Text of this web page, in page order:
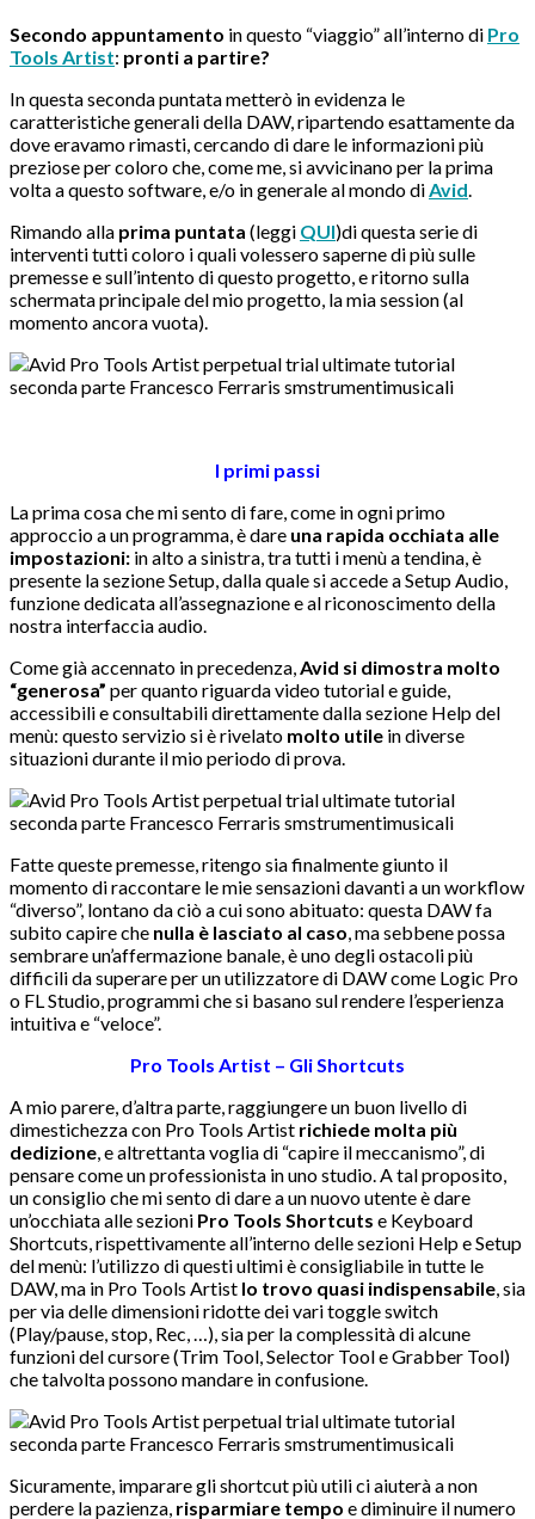
Secondo appuntamento in questo “viaggio” all’interno di Pro
Tools Artist: pronti a partire?
In questa seconda puntata metterò in evidenza le
caratteristiche generali della DAW, ripartendo esattamente da
dove eravamo rimasti, cercando di dare le informazioni più
preziose per coloro che, come me, si avvicinano per la prima
volta a questo software, e/o in generale al mondo diAvid.
Rimando alla prima puntata (leggi QUI)di questa serie di
interventi tutti coloro i quali volessero saperne di più sulle
premesse e sull’intento di questo progetto, e ritorno sulla
schermata principale del mio progetto, la mia session (al
momento ancora vuota).
I primi passi
La prima cosa che mi sento di fare, come in ogni primo
approccio a un programma, è dare una rapida occhiata alle
impostazioni: in alto a sinistra, tra tutti i menù a tendina, è
presente la sezione Setup, dalla quale si accede a Setup Audio,
funzione dedicata all’assegnazione e al riconoscimento della
nostra interfaccia audio.
Come già accennato in precedenza,Avid si dimostra molto
“generosa” per quanto riguarda video tutorial e guide,
accessibili e consultabili direttamente dalla sezione Help del
menù: questo servizio si è rivelato molto utile in diverse
situazioni durante il mio periodo di prova.
Fatte queste premesse, ritengo sia finalmente giunto il
momento di raccontare le mie sensazioni davanti a un workflow
“diverso”, lontano da ciò a cui sono abituato: questa DAW fa
subito capire che nulla è lasciato al caso, ma sebbene possa
sembrare un’affermazione banale, è uno degli ostacoli più
difficili da superare per un utilizzatore di DAW come Logic Pro
o FL Studio, programmi che si basano sul rendere l’esperienza
intuitiva e “veloce”.
Pro Tools Artist – Gli Shortcuts
A mio parere, d’altra parte, raggiungere un buon livello di
dimestichezza con Pro Tools Artist richiede molta più
dedizione, e altrettanta voglia di “capire il meccanismo”, di
pensare come un professionista in uno studio. A tal proposito,
un consiglio che mi sento di dare a un nuovo utente è dare
un’occhiata alle sezioni Pro Tools Shortcuts e Keyboard
Shortcuts, rispettivamente all’interno delle sezioni Help e Setup
del menù: l’utilizzo di questi ultimi è consigliabile in tutte le
DAW, ma in Pro Tools Artist lo trovo quasi indispensabile, sia
per via delle dimensioni ridotte dei vari toggle switch
(Play/pause, stop, Rec, …), sia per la complessità di alcune
funzioni del cursore (Trim Tool, Selector Tool e Grabber Tool)
che talvolta possono mandare in confusione.
Sicuramente, imparare gli shortcut più utili ci aiuterà a non
perdere la pazienza, risparmiare tempo e diminuire il numero